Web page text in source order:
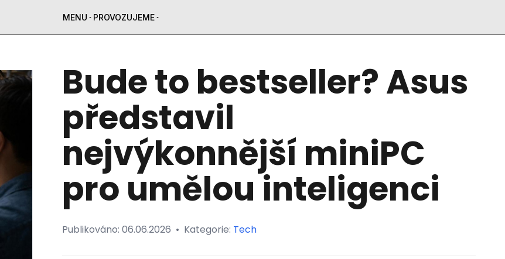
MENU PROVOZUJEME
Bude to bestseller? Asus
představil
nejvýkonnější miniPC
pro umělou inteligenci
Publikováno: 06.06.2026 • Kategorie: Tech